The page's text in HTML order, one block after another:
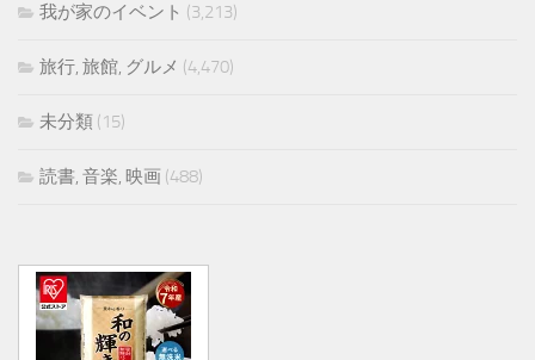
我が家のイベント (3,213)
旅行, 旅館, グルメ (4,470)
未分類 (15)
読書, 音楽, 映画 (488)